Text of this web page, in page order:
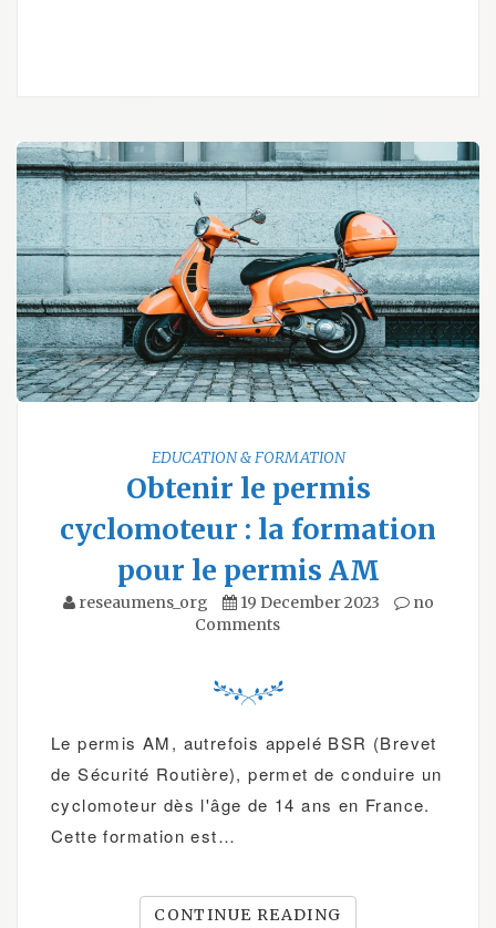
EDUCATION & FORMATION
Obtenir le permis
cyclomoteur : la formation
pour le permis AM
reseaumens_org 19 December 2023
no
Comments
Le permis AM, autrefois appelé BSR (Brevet
de Sécurité Routière), permet de conduire un
cyclomoteur dès l'âge de 14 ans en France.
Cette formation est…
CONTINUE READING